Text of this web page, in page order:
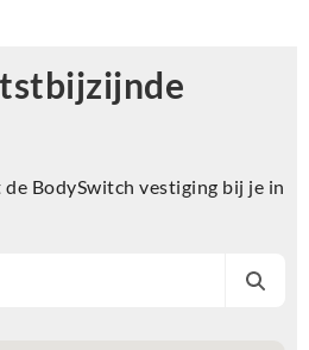
BodySwitch vestiging bij je in